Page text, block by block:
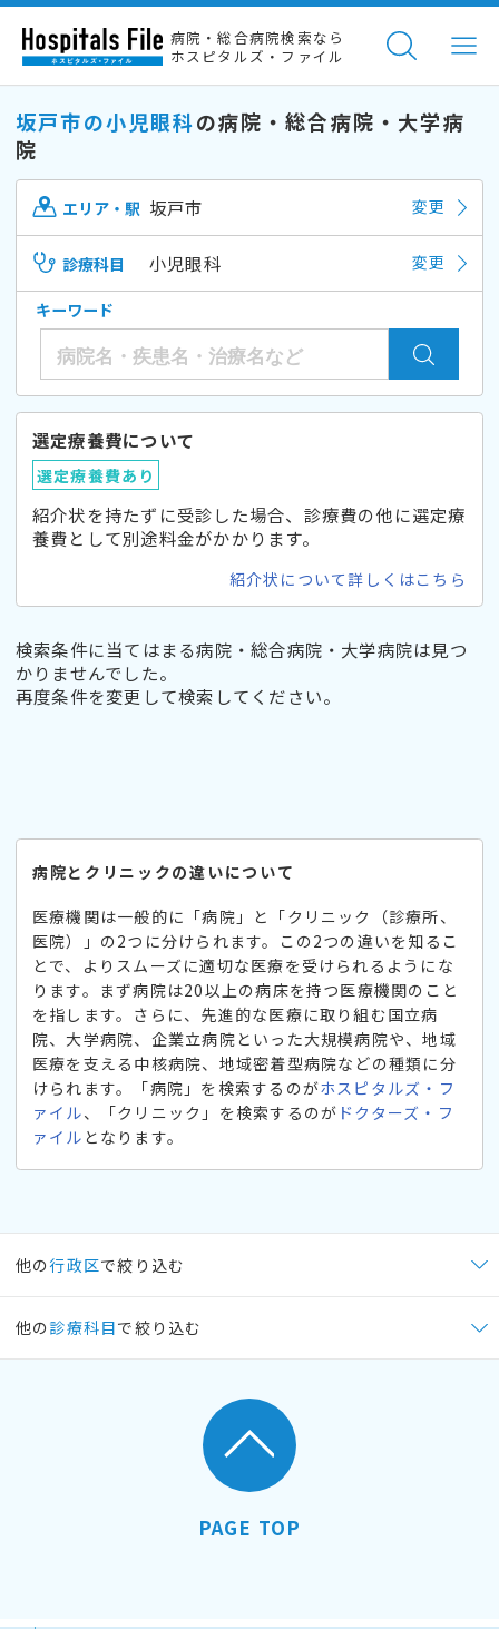
病院・総合病院検索なら
ホスピタルズ・ファイル
坂戸市の小児眼科の病院・総合病院・大学病
院
エリア・駅 坂戸市 変更
診療科目 小児眼科 変更
キーワード
選定療養費について
選定療養費あり
紹介状を持たずに受診した場合、診療費の他に選定療
養費として別途料金がかかります。
紹介状について詳しくはこちら
検索条件に当てはまる病院・総合病院・大学病院は見つ
かりませんでした。
再度条件を変更して検索してください。
病院とクリニックの違いについて
医療機関は一般的に「病院」と「クリニック（診療所、
医院）」の2つに分けられます。この2つの違いを知るこ
とで、よりスムーズに適切な医療を受けられるようにな
ります。まず病院は20以上の病床を持つ医療機関のこと
を指します。さらに、先進的な医療に取り組む国立病
院、大学病院、企業立病院といった大規模病院や、地域
医療を支える中核病院、地域密着型病院などの種類に分
けられます。「病院」を検索するのがホスピタルズ・フ
ァイル、「クリニック」を検索するのが ドクターズ・フ
ァイル となります。
他の行政区で絞り込む
他の 診療科目で絞り込む
PAGE TOP